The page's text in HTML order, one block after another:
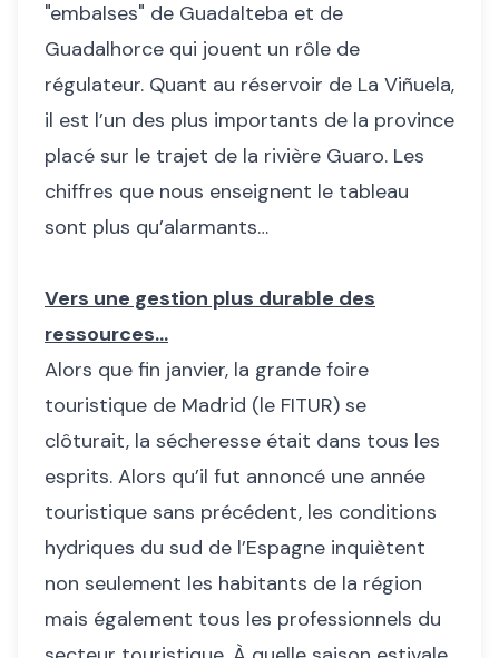
"embalses" de Guadalteba et de
Guadalhorce qui jouent un rôle de
régulateur. Quant au réservoir de La Viñuela,
il est l’un des plus importants de la province
placé sur le trajet de la rivière Guaro. Les
chiffres que nous enseignent le tableau
sont plus qu’alarmants…
Vers une gestion plus durable des
ressources…
Alors que fin janvier, la grande foire
touristique de Madrid (le FITUR) se
clôturait, la sécheresse était dans tous les
esprits. Alors qu’il fut annoncé une année
touristique sans précédent, les conditions
hydriques du sud de l’Espagne inquiètent
non seulement les habitants de la région
mais également tous les professionnels du